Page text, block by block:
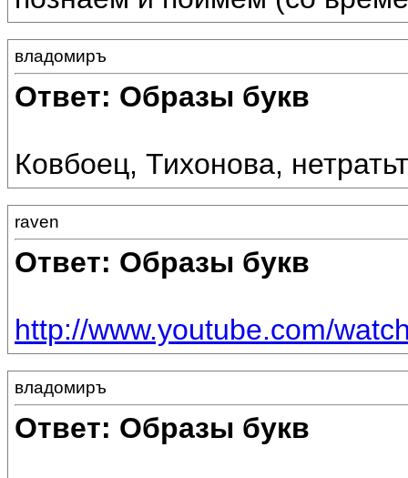
владомиръ
Ответ: Образы букв
Ковбоец, Тихонова,
raven
Ответ: Образы букв
http://www.youtube.com/
владомиръ
Ответ: Образы букв